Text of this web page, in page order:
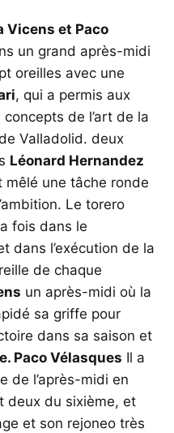
Vicens et Paco
un grand après-midi
oreilles avec une
, qui a permis aux
de l’art de la
Valladolid. deux
Léonard Hernandez
mêlé une tâche ronde
Le torero
fois dans le
dans l’exécution de la
de chaque
un après-midi où la
sa griffe pour
dans sa saison et
Paco Vélasques Il a
de l’après-midi en
deux du sixième, et
et son rejoneo très